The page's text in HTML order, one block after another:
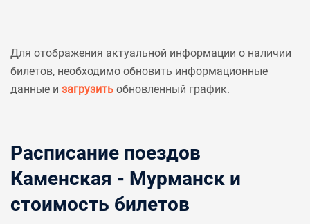
Для отображения актуальной информации о наличии
билетов, необходимо обновить информационные
данные и загрузить обновленный график.
Расписание поездов
Каменская - Мурманск и
стоимость билетов